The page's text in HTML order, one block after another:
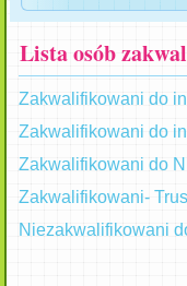
Lista osób
Zakwalifikowani do
Zakwalifikowani do
Zakwalifikowani do
Zakwalifikowani-
Niezakwalifikowani